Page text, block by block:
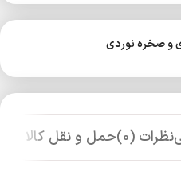
و صخره نوردی
نظرات (0) حمل و نقل کالا